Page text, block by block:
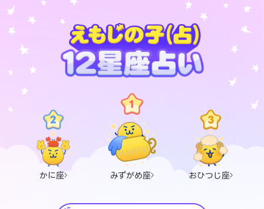
かに座 みずがめ座 おひつじ座